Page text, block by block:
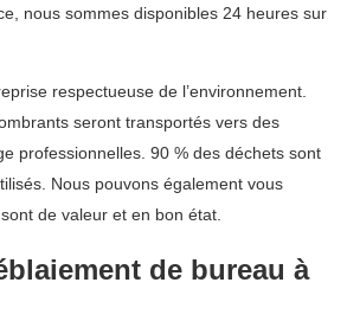
nous sommes disponibles 24 heures sur
respectueuse de l’environnement.
seront transportés vers des
professionnelles. 90 % des déchets sont
Nous pouvons également vous
de valeur et en bon état.
de bureau à